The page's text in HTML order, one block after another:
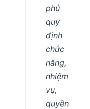
phủ
quy
định
chức
năng,
nhiệm
vụ,
quyền